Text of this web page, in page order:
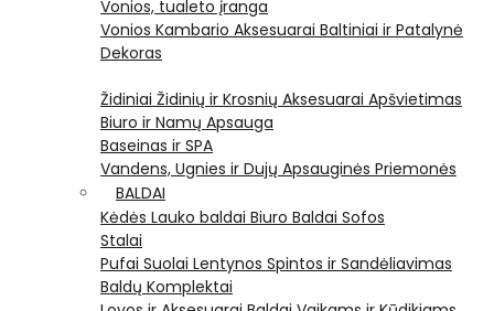
Vonios, tualeto įranga
Vonios Kambario Aksesuarai Baltiniai ir Patalynė
Dekoras
Židiniai Židinių ir Krosnių Aksesuarai Apšvietimas
Biuro ir Namų Apsauga
Baseinas ir SPA
Vandens, Ugnies ir Dujų Apsauginės Priemonės
BALDAI
Kėdės Lauko baldai Biuro Baldai Sofos
Stalai
Pufai Suolai Lentynos Spintos ir Sandėliavimas
Baldų Komplektai